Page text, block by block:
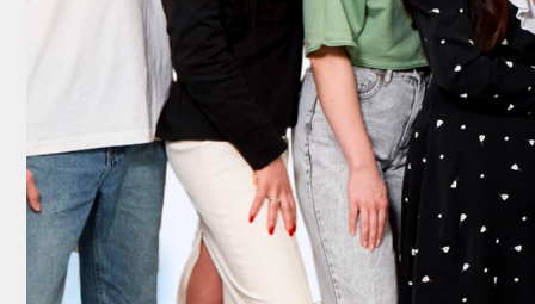
Комплексный